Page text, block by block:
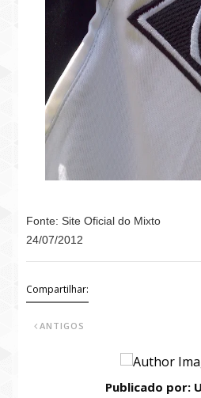
Fonte: Site Oficial do Mixto
24/07/2012
Compartilhar:
ANTIGOS
Publicado por: